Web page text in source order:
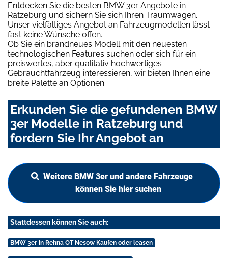
Entdecken Sie die besten BMW 3er Angebote in
Ratzeburg und sichern Sie sich Ihren Traumwagen.
Unser vielfältiges Angebot an Fahrzeugmodellen lässt
fast keine Wünsche offen.
Ob Sie ein brandneues Modell mit den neuesten
technologischen Features suchen oder sich für ein
preiswertes, aber qualitativ hochwertiges
Gebrauchtfahrzeug interessieren, wir bieten Ihnen eine
breite Palette an Optionen.
Erkunden Sie die gefundenen BMW
3er Modelle in Ratzeburg und
fordern Sie Ihr Angebot an
Weitere BMW 3er und andere Fahrzeuge
können Sie hier suchen
Stattdessen können Sie auch:
BMW 3er in Rehna OT Nesow Kaufen oder leasen